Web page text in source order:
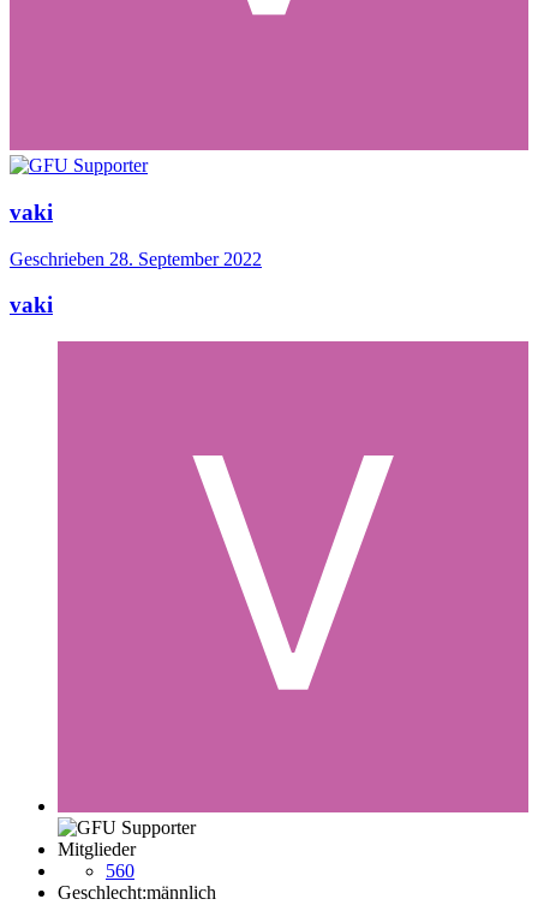
vaki
Geschrieben 28. September 2022
vaki
Mitglieder
560
Geschlecht:männlich